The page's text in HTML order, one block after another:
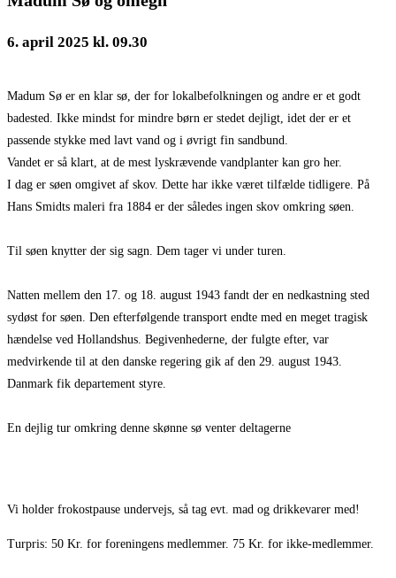
website
6. april 2025 kl. 09.30
Madum Sø er en klar sø, der for lokalbefolkningen og andre er et godt
badested. Ikke mindst for mindre børn er stedet dejligt, idet der er et
passende stykke med lavt vand og i øvrigt fin sandbund.
Vandet er så klart, at de mest lyskrævende vandplanter kan gro her.
I dag er søen omgivet af skov. Dette har ikke været tilfælde tidligere. På
Hans Smidts maleri fra 1884 er der således ingen skov omkring søen.
Til søen knytter der sig sagn. Dem tager vi under turen.
Natten mellem den 17. og 18. august 1943 fandt der en nedkastning sted
sydøst for søen. Den efterfølgende transport endte med en meget tragisk
hændelse ved Hollandshus. Begivenhederne, der fulgte efter, var
medvirkende til at den danske regering gik af den 29. august 1943.
Danmark fik departement styre.
En dejlig tur omkring denne skønne sø venter deltagerne
Vi holder frokostpause undervejs, så tag evt. mad og drikkevarer med!
Turpris: 50 Kr. for foreningens medlemmer. 75 Kr. for ikke-medlemmer.